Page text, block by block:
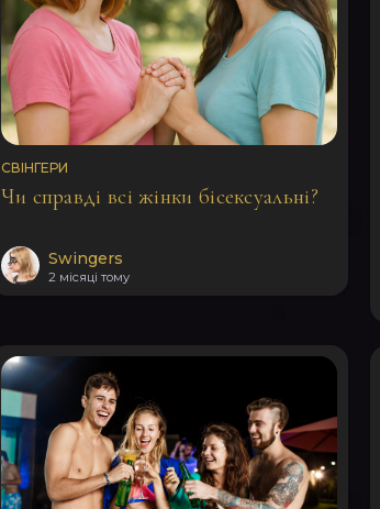
СВІНГЕРИ
Чи справді всі жінки бісексуальні?
Swingers
2 місяці тому